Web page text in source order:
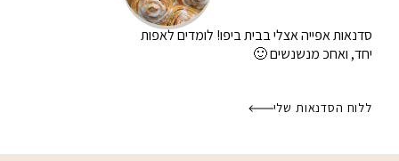
סדנאות אפייה אצלי בביתביפו! לומדים לאפות
יחד, ואחכ מנשנשים 🙂
ללוח הסדנאות שלי